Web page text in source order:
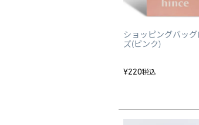
ショッピングバッグ
ズ(ピンク)
¥220税込